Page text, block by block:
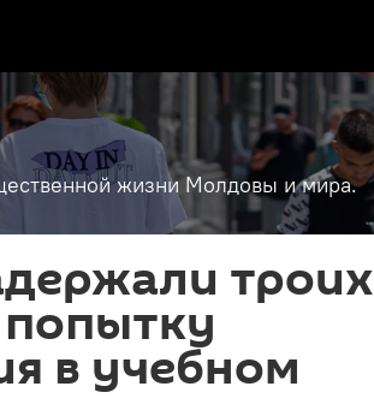
жизни Молдовы и мира.
троих
в учебном